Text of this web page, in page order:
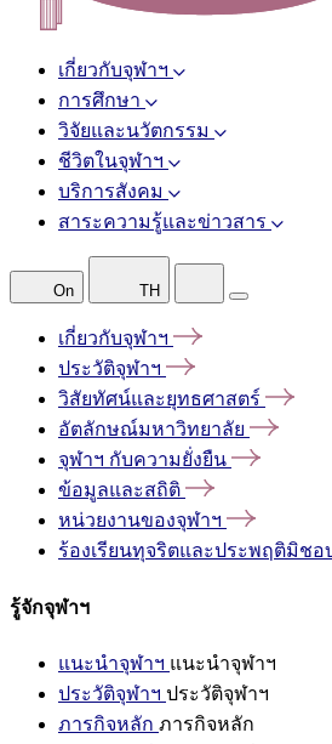
เกี่ยวกับจุฬาฯ
การศึกษา
วิจัยและนวัตกรรม
ชีวิตในจุฬาฯ
บริการสังคม
สาระความรู้และข่าวสาร
On TH
เกี่ยวกับจุฬาฯ
ประวัติจุฬาฯ
วิสัยทัศน์และยุทธศาสตร์
อัตลักษณ์มหาวิทยาลัย
จุฬาฯ กับความยั่งยืน
ข้อมูลและสถิติ
หน่วยงานของจุฬาฯ
ร้องเรียนทุจริตและประพฤติมิชอ
รู้จักจุฬาฯ
แนะนำจุฬาฯ แนะนำจุฬาฯ
ประวัติจุฬาฯ ประวัติจุฬาฯ
ภารกิจหลัก ภารกิจหลัก